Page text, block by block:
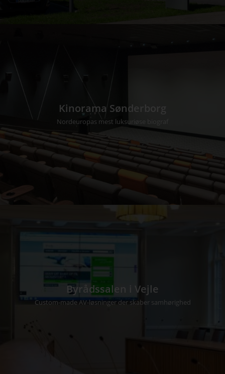
Kinorama Sønderborg
Nordeuropas mest luksuriøse biograf
Byrådssalen i Vejle
Custom-made AV-løsninger der skaber samhørighed